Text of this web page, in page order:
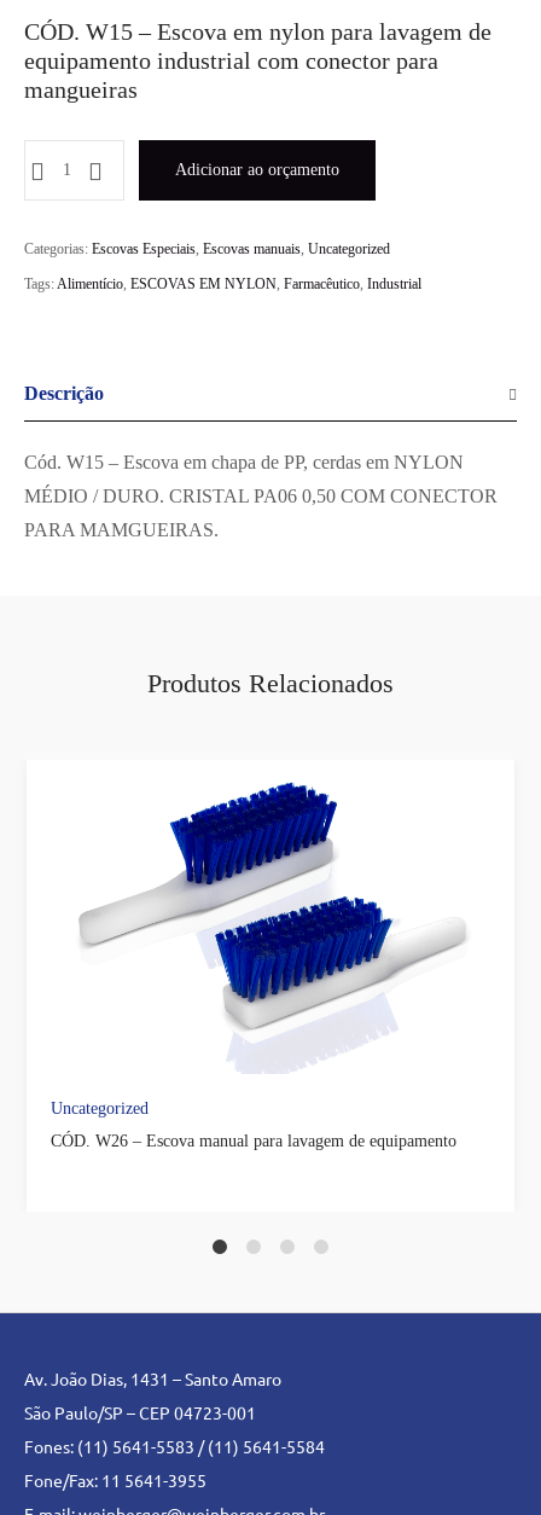
CÓD. W15 – Escova em nylon para lavagem de
equipamento industrial com conector para
mangueiras
Adicionar ao orçamento
n
t
i
v
Categorias: Escovas Especiais, Escovas manuais, Uncategorized
Tags:Alimentício, ESCOVAS EM NYLON, Farmacêutico, Industrial
Descrição
Cód. W15 – Escova em chapa de PP, cerdas em NYLON
MÉDIO / DURO. CRISTAL PA06 0,50 COM CONECTOR
PARA MAMGUEIRAS.
Produtos Relacionados
Uncategorized
CÓD. W26 – Escova manual para lavagem de equipamento
Av. João Dias, 1431 – Santo Amaro
São Paulo/SP – CEP 04723-001
Fones: (11) 5641-5583 / (11) 5641-5584
Fone/Fax: 11 5641-3955